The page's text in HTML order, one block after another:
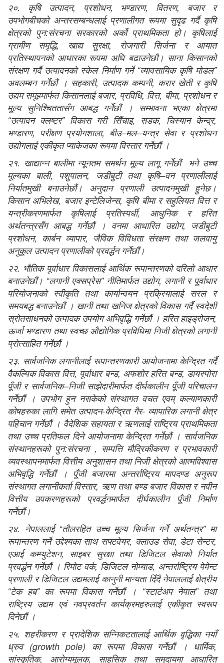
२०. कृषि उत्पादन, प्रशोधन, भण्डारण, वितरण, बजार र
उपभोगबीचको अन्तरसम्बन्धलाई प्रणालीगत रूपमा सुदृढ गर्दै कृषि
क्षेत्रको पुन:संरचना सरकारको अर्को प्राथमिकता हो। कृषिलाई
ग्रामीण समृद्धि, खाद्य सुरक्षा, रोजगारी सिर्जना र आयात
प्रतिस्थापनको आधारका रूपमा अघि बढाउनेछौ। साना किसानको
संरक्षण गर्दै उत्पादनको स्केल निर्माण गर्ने “व्यावसायिक कृषि मोडल”
अवलम्बन गर्नेछौं । सहकारी, उत्पादक कम्पनी, करार खेती र कृषि
उद्यम समूहमार्फत किसानलाई बजार, प्रविधि, वित्त, बीमा, प्रशोधन र
मूल्य सुनिश्चिततासँग आबद्ध गर्नेछौं । सम्भावना भएका क्षेत्रमा
“उत्पादन क्लष्टर” विकास गरी सिँचाइ, सडक, चिस्यान केन्द्र,
भण्डारण, परीक्षण प्रयोगशाला, बीउ–मल–यन्त्र सेवा र प्रशोधन
उद्योगलाई एकीकृत प्याकेजका रूपमा विस्तार गर्नेछौं ।
२१. खाद्यान्न बालीमा न्यूनतम समर्थन मूल्य लागू गर्नेछौं भने उच्च
मूल्यका बाली, पशुपालन, जडीबुटी तथा कृषि–वन प्रणालीलाई
निर्यातमुखी बनाउनेछौं। अनुदान प्रणाली उत्पादनमुखी हुनेछ।
किसान अभिलेख, बजार इन्टेलिजेन्स, कृषि बीमा र सहुलियत वित्त र
यन्त्रीकरणमार्फत कृषिलाई प्रतिस्पर्धी, आधुनिक र हरित
अर्थतन्त्रसँग आबद्ध गर्नेछौं । वनमा आधारित उद्योग, जडीबुटी
प्रशोधन, कार्बन व्यापार, जैविक विविधता संरक्षण तथा जलवायु
अनुकूल उत्पादन प्रणालीको प्रवर्द्धन गर्नेछौं।
२२. भौतिक पूर्वाधार विकासलाई आर्थिक रूपान्तरणको दरिलो आधार
बनाउनेछौं। “लगानी एक्सप्रेस” नीतिमार्फत उद्योग, लगानी र पूर्वाधार
परियोजनाको स्वीकृति तथा कार्यान्वयन प्रक्रियालाई सरल र
समयबद्ध बनाउनेछौं । खानी तथा खनिज क्षेत्रको विकास गर्दै स्वदेशी
स्रोतसाधनको उत्पादक उपयोग अभिवृद्धि गर्नेछौं । हरित हाइड्रोजन,
ऊर्जा भण्डारण तथा स्वच्छ औद्योगिक प्रविधिमा निजी क्षेत्रको लगानी
प्रोत्साहित गर्नेछौं ।
२३. सार्वजनिक लगानीलाई रूपान्तरणकारी आयोजनामा केन्द्रित गर्दै
वैकल्पिक विकास वित्त, पूर्वाधार बन्ड, अफशोर हरित बन्ड, डायस्पोरा
पूँजी र सार्वजनिक–निजी साझेदारीमार्फत दीर्घकालीन पूँजी परिचालन
गर्नेछौं । उपभोग हुन नसकेको संस्थागत वचत एवम् कल्याणकारी
कोषहरुका लागि समेत उत्पादन-केन्द्रित गैर- व्यापारिक लगानी क्षेत्र
पहिचान गर्नेछौं । वैदेशिक सहायता र ऋणलाई राष्ट्रिय प्राथमिकता
तथा उच्च प्रतिफल दिने आयोजनामा केन्द्रित गर्नेछौं । सार्वजनिक
संस्थानहरूको पुन:संरचना , सम्पत्ति मौद्रिकीकरण र प्रभावकारी
व्यवस्थापनमार्फत वित्तीय अनुशासन तथा निजी क्षेत्रको आत्मविश्वास
अभिवृद्धि गर्नेछौं । पूँजी बजारमा अन्तर्राष्ट्रिय मापदण्ड अनुरूप
संस्थागत लगानीकर्ता विस्तार, ऋण तथा बण्ड बजार विकास र नवीन
वित्तीय उपकरणहरूको प्रवर्द्धनमार्फत दीर्घकालीन पूँजी निर्माण
गर्नेछौं।
२४. नेपाललाई “तौलरहित उच्च मूल्य सिर्जना गर्ने अर्थतन्त्र” मा
रूपान्तरण गर्ने उद्देश्यका साथ सफ्टवेयर, क्लाउड सेवा, डेटा सेन्टर,
एआई कम्प्युटेशन, साइबर सुरक्षा तथा डिजिटल सेवाको निर्यात
प्रवर्द्धन गर्नेछौं । रिमोट वर्क, डिजिटल नोम्याड, अन्तर्राष्ट्रिय पेमेन्ट
प्रणाली र डिजिटल उद्यमलाई कानुनी मान्यता दिँदै नेपाललाई क्षेत्रीय
“टेक हब” का रूपमा विकास गर्नेछौं । “स्टार्टअप नेपाल” तथा
राष्ट्रिय उद्यम एवं नवप्रवर्तन कार्यक्रमहरुलाई एकीकृत स्वरूप
दिनेछौं ।
२५. शहरीकरण र प्रादेशिक सन्निकटतालाई आर्थिक वृद्धिका नयाँ
ध्रुव (growth pole) का रूपमा विकास गर्नेछौं । धार्मिक,
सांस्कृतिक, आरोग्यमूलक, साहसिक तथा समुदायमा आधारित